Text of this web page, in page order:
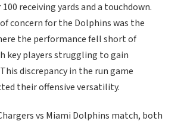
receiving yards and a touchdown.
concern for the Dolphins was the
the performance fell short of
key players struggling to gain
discrepancy in the run game
their offensive versatility.
vs Miami Dolphins match, both